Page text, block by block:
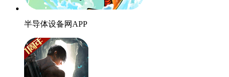
半导体设备网APP